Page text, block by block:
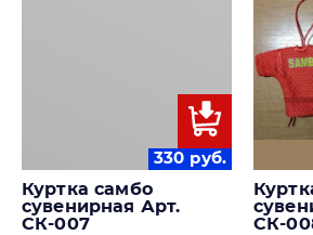
330 руб.
Куртка самбо
сувенирная Арт.
СК-007
СК-